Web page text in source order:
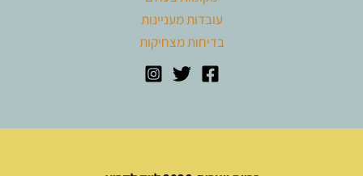
עובדות מעניינות
בדיחות מצחיקות